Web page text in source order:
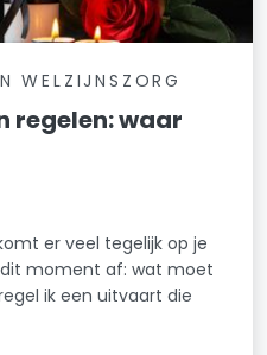
WELZIJNSZORG
regelen: waar
er veel tegelijk op je
dit moment af: wat moet
ik een uitvaart die